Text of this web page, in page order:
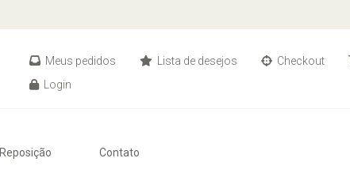
Meus pedidos Lista de desejos Checkout
Login
Reposição Contato